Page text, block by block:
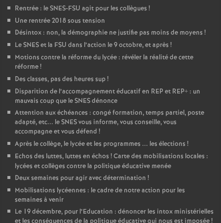
Rentrée : le SNES-FSU agit pour les collègues !
Une rentrée 2018 sous tension
Désintox : non, la démographie ne justifie pas moins de moyens !
Le SNES et la FSU dans l’action le 9 octobre, et après !
Motions contre la réforme du lycée : révéler la réalité de cette
réforme!
Des classes, pas des heures sup!
Disparition de l’accompagnement éducatif en REP et REP+ : un
mauvais coup que le SNES dénonce
Attention aux échéances : congé formation, temps partiel, poste
adapté, etc... le SNES vous informe, vous conseille, vous
accompagne et vous défend !
Après le collège, le lycée et les programmes ... les élections !
Echos des luttes, luttes en échos ! Carte des mobilisations locales :
lycées et collèges contre la politique éducative menée
Deux semaines pour agir avec détermination !
Mobilisations lycéennes : le cadre de notre action pour les
semaines à venir
Le 19 décembre, pour l’Education : dénoncer les intox ministérielles